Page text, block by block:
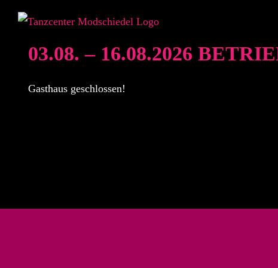
Zum
springen03.08. – 16.08.2026
Gasthaus geschlossen!